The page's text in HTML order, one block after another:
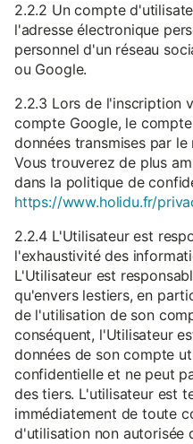
2.2.2 Un compte
l'adresse électronique
personnel d'un réseau
ou Google.
2.2.3 Lors de l'inscription
compte Google, le
données transmises par
Vous trouverez de plus
dans la politique de
https://www.holidu.fr/
2.2.4 L'Utilisateur est
l'exhaustivité des
L'Utilisateur est
qu'envers lestiers, en
de l'utilisation de son
conséquent, l'Utilisateur
données de son compte
confidentielle et ne peut
des tiers. L'utilisateur est
immédiatement de toute
d'utilisation non autorisée